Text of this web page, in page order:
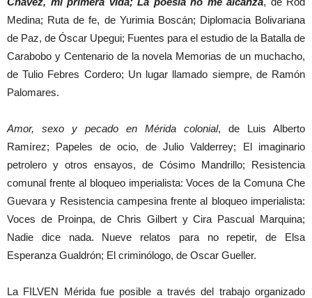
Medina; Ruta de fe, de Yurimia Boscán; Diplomacia Bolivariana
de Paz, de Óscar Upegui; Fuentes para el estudio de la Batalla de
Carabobo y Centenario de la novela Memorias de un muchacho,
de Tulio Febres Cordero; Un lugar llamado siempre, de Ramón
Palomares.
Amor, sexo y pecado en Mérida colonial, de Luis Alberto
Ramírez; Papeles de ocio, de Julio Valderrey; El imaginario
petrolero y otros ensayos, de Cósimo Mandrillo; Resistencia
comunal frente al bloqueo imperialista: Voces de la Comuna Che
Guevara y Resistencia campesina frente al bloqueo imperialista:
Voces de Proinpa, de Chris Gilbert y Cira Pascual Marquina;
Nadie dice nada. Nueve relatos para no repetir, de Elsa
Esperanza Gualdrón; El criminólogo, de Oscar Gueller.
La FILVEN Mérida fue posible a través del trabajo organizado